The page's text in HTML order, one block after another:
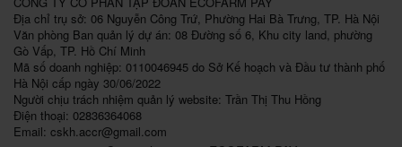
Địa chỉ trụ sở: 06 Nguyễn Công Trứ, Phường Hai Bà Trưng, TP. Hà Nội
Văn phòng Ban quản lý dự án: 08 Đường số 6, Khu city land, phường
Gò Vấp, TP. Hồ Chí Minh
Mã số doanh nghiệp: 0110046945 do Sở Kế hoạch và Đầu tư thành phố
Hà Nội cấp ngày 30/06/2022
Người chịu trách nhiệm quản lý website: Trần Thị Thu Hồng
Điện thoại: 02836364068
Email: cskh.accr@gmail.com